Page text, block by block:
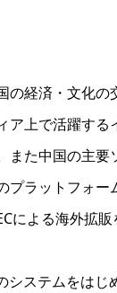
の経済・文化
上で活躍する
た中国の主要
ラットフォー
よる海外拡販
ステムをはじ